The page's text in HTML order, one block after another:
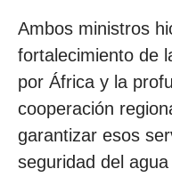
Ambos ministros
fortalecimiento de
por África y la
cooperación
garantizar esos
seguridad del